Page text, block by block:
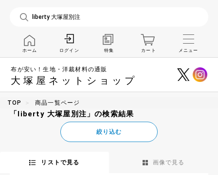
布が安い！生地・洋裁材料の通販
大塚屋ネットショップ
ホーム ログイン 特集 カート メニュー
TOP 商品一覧ページ
「liberty 大塚屋別注」の検索結果
リストで見る 画像で見る
絞り込む